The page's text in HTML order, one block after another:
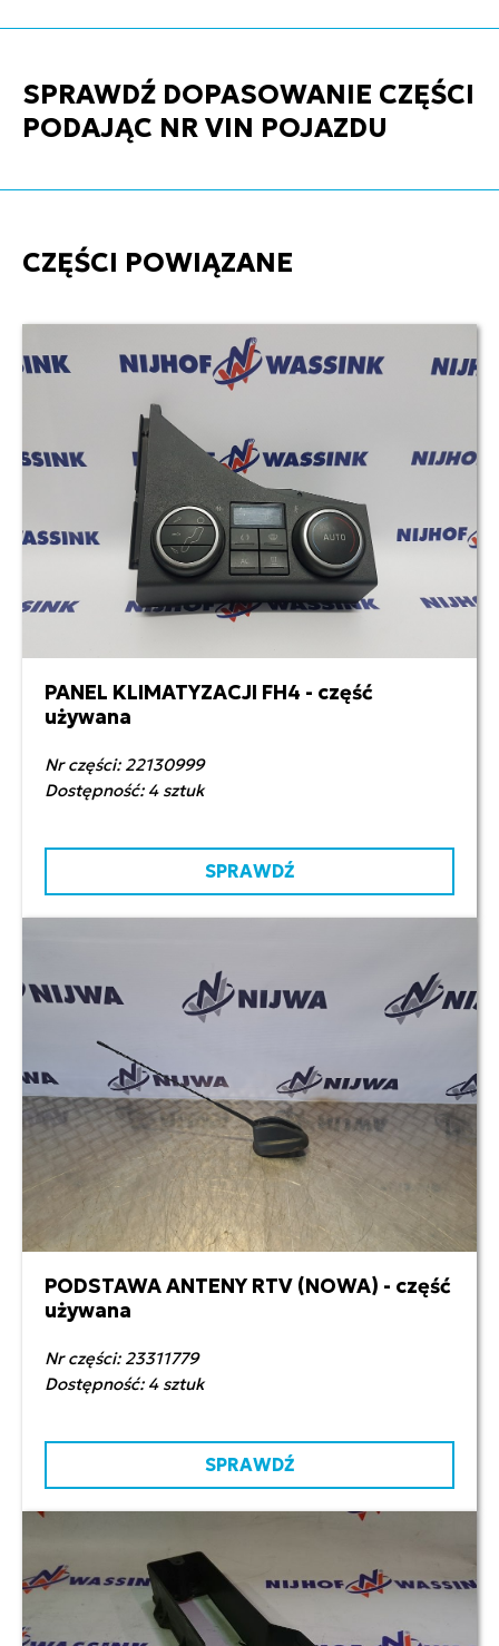
SPRAWDŹ DOPASOWANIE CZĘŚCI
PODAJĄC NR VIN POJAZDU
CZĘŚCI POWIĄZANE
700,00 zł netto
PANEL KLIMATYZACJI FH4 - część
używana
Nr części: 22130999
Dostępność: 4 sztuk
SPRAWDŹ
350,00 zł netto
PODSTAWA ANTENY RTV (NOWA) - część
używana
Nr części: 23311779
Dostępność: 4 sztuk
SPRAWDŹ